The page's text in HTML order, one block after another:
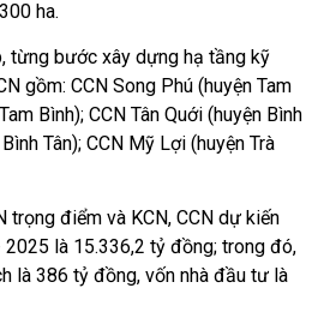
ha.
từng bước xây dựng hạ tầng kỹ
gồm: CCN Song Phú (huyện Tam
Bình); CCN Tân Quới (huyện Bình
Tân); CCN Mỹ Lợi (huyện Trà
trọng điểm và KCN, CCN dự kiến
là 15.336,2 tỷ đồng; trong đó,
là 386 tỷ đồng, vốn nhà đầu tư là